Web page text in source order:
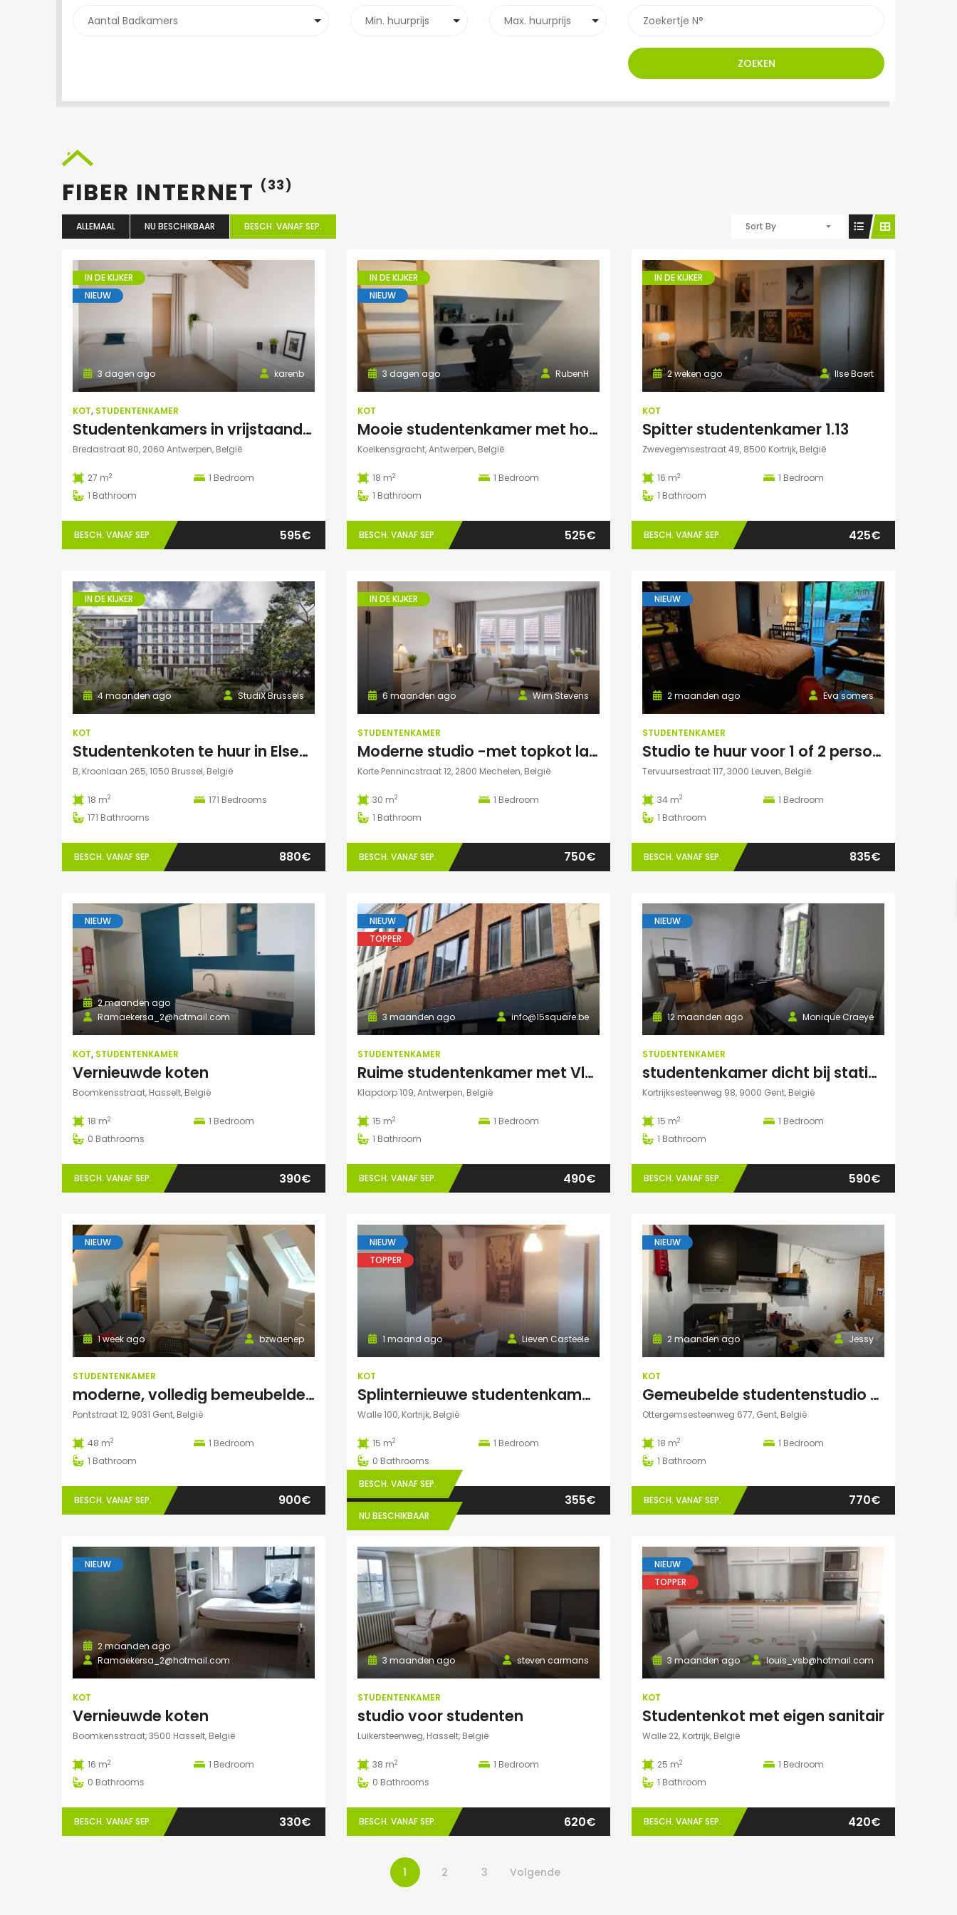
ZOEKEN
FIBER INTERNET (33)
ALLEMAAL NU BESCHIKBAAR BESCH. VANAF SEP. Sort By
IN DE KIJKER
NIEUW
karenb
3 dagen ago
KOT, STUDENTENKAMER
Studentenkamers in vrijstaand pand ‘De Drie Snellen’.
Bredastraat 80, 2060 Antwerpen, België
27 m2 1 Bedroom
1 Bathroom
BESCH. VANAF SEP. 595€
IN DE KIJKER
NIEUW
RubenH
3 dagen ago
KOT
Mooie studentenkamer met hoogslaper en grote gemeenschappelijke ruimte/terras in Campus Eilandje
Koeikensgracht, Antwerpen, België
18 m2 1 Bedroom
1 Bathroom
BESCH. VANAF SEP. 525€
IN DE KIJKER
Ilse Baert
2 weken ago
KOT
Spitter studentenkamer 1.13
Zwevegemsestraat 49, 8500 Kortrijk, België
16 m2 1 Bedroom
1 Bathroom
BESCH. VANAF SEP. 425€
IN DE KIJKER
StudiX Brussels
4 maanden ago
KOT
Studentenkoten te huur in Elsene – Residentie StudiX
B, Kroonlaan 265, 1050 Brussel, België
18 m2 171 Bedrooms
171 Bathrooms
BESCH. VANAF SEP. 880€
IN DE KIJKER
Wim Stevens
6 maanden ago
STUDENTENKAMER
Moderne studio -met topkot label- te huur gelegen in hartje Mechelen
Korte Pennincstraat 12, 2800 Mechelen, België
30 m2 1 Bedroom
1 Bathroom
BESCH. VANAF SEP. 750€
NIEUW
Eva somers
2 maanden ago
STUDENTENKAMER
Studio te huur voor 1 of 2 personen
Tervuursestraat 117, 3000 Leuven, België
34 m2 1 Bedroom
1 Bathroom
BESCH. VANAF SEP. 835€
NIEUW
Ramaekersa_2@hotmail.com
2 maanden ago
KOT, STUDENTENKAMER
Vernieuwde koten
Boomkensstraat, Hasselt, België
18 m2 1 Bedroom
0 Bathrooms
BESCH. VANAF SEP. 390€
NIEUW
TOPPER
info@15square.be
3 maanden ago
STUDENTENKAMER
Ruime studentenkamer met Vlaams kotlabel, voorzien van eigen douche en lavabo, in kleinschalige residentie
Klapdorp 109, Antwerpen, België
15 m2 1 Bedroom
1 Bathroom
BESCH. VANAF SEP. 490€
NIEUW
Monique Craeye
12 maanden ago
STUDENTENKAMER
studentenkamer dicht bij station en Citadelpark centraal gelegen
Kortrijksesteenweg 98, 9000 Gent, België
15 m2 1 Bedroom
1 Bathroom
BESCH. VANAF SEP. 590€
NIEUW
bzwaenep
1 week ago
STUDENTENKAMER
moderne, volledig bemeubelde loft
Pontstraat 12, 9031 Gent, België
48 m2 1 Bedroom
1 Bathroom
BESCH. VANAF SEP. 900€
NIEUW
TOPPER
Lieven Casteele
1 maand ago
KOT
Splinternieuwe studentenkamer te huur in authentiek herenhuis
Walle 100, Kortrijk, België
15 m2 1 Bedroom
0 Bathrooms
BESCH. VANAF SEP.
NU BESCHIKBAAR
355€
NIEUW
Jessy
2 maanden ago
KOT
Gemeubelde studentenstudio met privéparking op toplocatie nabij UZ Gent en UGent
Ottergemsesteenweg 677, Gent, België
18 m2 1 Bedroom
1 Bathroom
BESCH. VANAF SEP. 770€
NIEUW
Ramaekersa_2@hotmail.com
2 maanden ago
KOT
Vernieuwde koten
Boomkensstraat, 3500 Hasselt, België
16 m2 1 Bedroom
0 Bathrooms
BESCH. VANAF SEP. 330€
steven carmans
3 maanden ago
STUDENTENKAMER
studio voor studenten
Luikersteenweg, Hasselt, België
38 m2 1 Bedroom
0 Bathrooms
BESCH. VANAF SEP. 620€
NIEUW
TOPPER
louis_vsb@hotmail.com
3 maanden ago
KOT
Studentenkot met eigen sanitair
Walle 22, Kortrijk, België
25 m2 1 Bedroom
1 Bathroom
BESCH. VANAF SEP. 420€
1 2 3 Volgende